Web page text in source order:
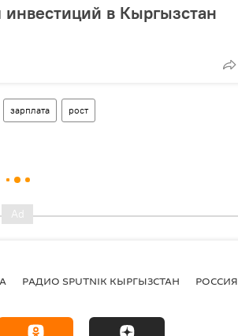
в Кыргызстан
зарплата рост
РАДИО SPUTNIK КЫРГЫЗСТАН РОССИЯ